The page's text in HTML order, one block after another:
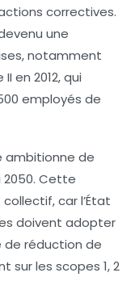
correctives.
une
notamment
en 2012, qui
employés de
ambitionne de
2050. Cette
car l’État
doivent adopter
réduction de
sur les scopes 1, 2